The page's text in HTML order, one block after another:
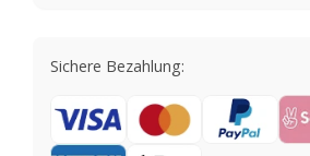
Sichere Bezahlung: